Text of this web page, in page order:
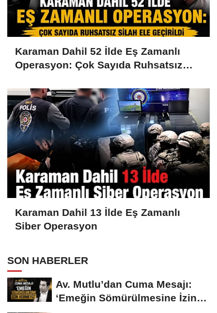
Karaman Dahil 52 İlde Eş Zamanlı
Operasyon: Çok Sayıda Ruhsatsız
Karaman Dahil 13 İlde Eş Zamanlı
Siber Operasyon
SON HABERLER
Av. Mutlu’dan Cuma Mesajı:
‘Emeğin Sömürülmesine İzin